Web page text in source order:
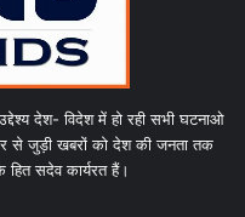
देश- विदेश में हो रही सभी घटनाओ
से जुड़ी खबरों को देश की जनता तक
सदेव कार्यरत हैं।